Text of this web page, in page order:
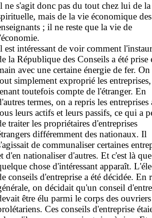
ne s'agit donc pas du tout chez lui de
mais de la vie économique des
; il ne reste que la vie de
est intéressant de voir comment
la République des Conseils a été prise
avec une certaine énergie de fer. On
simplement exproprié les
toutefois compte de l'étranger. En
termes, on a repris les entreprises
leurs actifs et leurs passifs, ce qui a
traiter les propriétaires d'entreprises
différemment des nationaux. Il
de communaliser certaines
d'en nationaliser d'autres. Et c'est là que
chose d'intéressant apparaît.
conseils d'entreprise a été décidée. En
on décidait qu'un conseil
être élu parmi le corps des ouvriers
Ces conseils d'entreprise